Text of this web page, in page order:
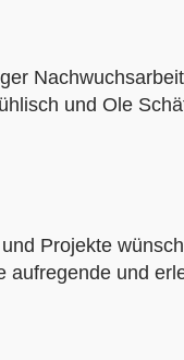
und Ole
Projekte
aufregende und